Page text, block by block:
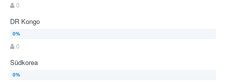
0
DR Kongo
0
Südkorea